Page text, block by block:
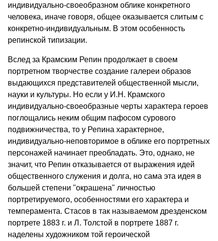
индивидуально-своеобразном облике конкретного
человека, иначе говоря, общее оказывается слитым с
конкретно-индивидуальным. В этом особенность
репинской типизации.
Вслед за Крамским Репин продолжает в своем
портретном творчестве создание галереи образов
выдающихся представителей общественной мысли,
науки и культуры. Но если у И.Н. Крамского
индивидуально-своеобразные черты характера героев
поглощались неким общим пафосом сурового
подвижничества, то у Репина характерное,
индивидуально-неповторимое в облике его портретных
персонажей начинает преобладать. Это, однако, не
значит, что Репин отказывается от выражения идей
общественного служения и долга, но сама эта идея в
большей степени "окрашена" личностью
портретируемого, особенностями его характера и
темперамента. Стасов в так называемом дрезденском
портрете 1883 г. и Л. Толстой в портрете 1887 г.
наделены художником той героической